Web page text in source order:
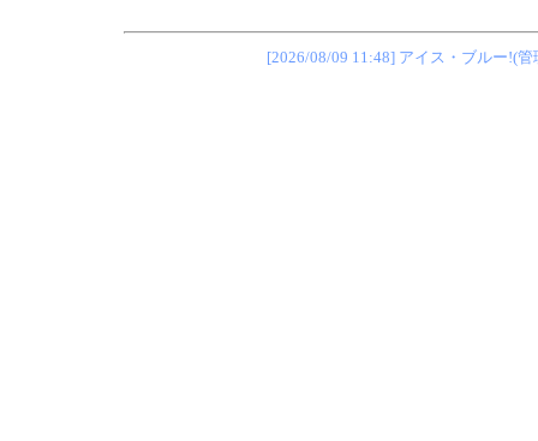
[2026/08/09 11:48] アイス・ブルー!(